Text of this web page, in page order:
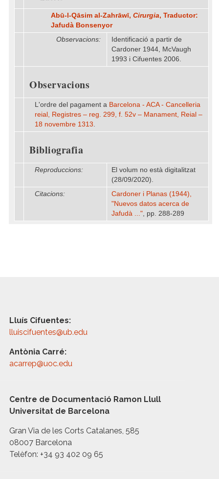
Abū-l-Qāsim al-Zahrāwī, Cirurgia, Traductor:
Jafudà Bonsenyor
Observacions:
Identificació a partir de
Cardoner 1944, McVaugh
1993 i Cifuentes 2006.
Observacions
L'ordre del pagament a Barcelona - ACA - Cancelleria
reial, Registres – reg. 299, f. 52v – Manament, Reial –
18 novembre 1313.
Bibliografia
Reproduccions:
El volum no està digitalitzat
(28/09/2020).
Citacions:
Cardoner i Planas (1944),
"Nuevos datos acerca de
Jafudà ...", pp. 288-289
Lluís Cifuentes:
lluiscifuentes@ub.edu
Antònia Carré:
acarrep@uoc.edu
Centre de Documentació Ramon Llull
Universitat de Barcelona
Gran Via de les Corts Catalanes, 585
08007 Barcelona
Telèfon: +34 93 402 09 65